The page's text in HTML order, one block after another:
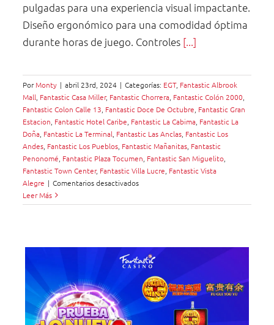
pulgadas para una experiencia visual impactante.
Diseño ergonómico para una comodidad óptima
durante horas de juego. Controles [...]
PorMonty | abril 23rd, 2024 | Categorías: EGT, Fantastic Albrook
Mall, Fantastic Casa Miller, Fantastic Chorrera, Fantastic Colón 2000,
Fantastic Colon Calle 13, Fantastic Doce De Octubre, Fantastic Gran
Estacion, Fantastic Hotel Caribe, Fantastic La Cabima, Fantastic La
Doña, Fantastic La Terminal, Fantastic Las Anclas, Fantastic Los
Andes, Fantastic Los Pueblos, Fantastic Mañanitas, Fantastic
Penonomé, Fantastic Plaza Tocumen, Fantastic San Miguelito,
Fantastic Town Center, Fantastic Villa Lucre, Fantastic Vista
Alegre | Comentarios desactivadosen
Máquina
ST
en
Fantastic
Casino
Leer Más